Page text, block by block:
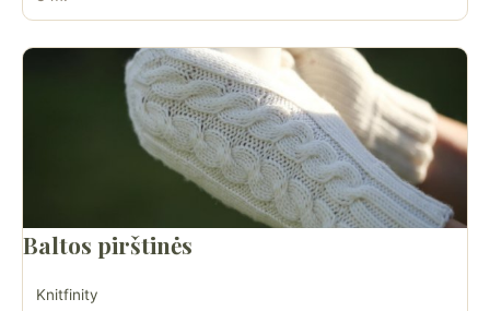
Baltos pirštinės
Knitfinity